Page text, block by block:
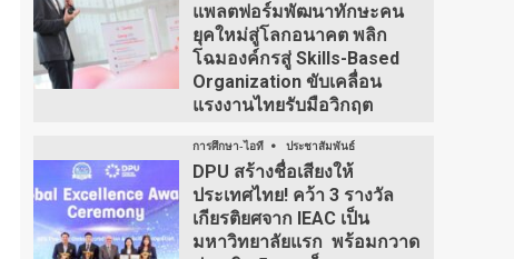
แพลตฟอร์มพัฒนาทักษะคน
ยุคใหม่สู่โลกอนาคต พลิก
โฉมองค์กรสู่ Skills-Based
Organization ขับเคลื่อน
แรงงานไทยรับมือวิกฤต
การศึกษา-ไอที ประชาสัมพันธ์
DPU สร้างชื่อเสียงให้
ประเทศไทย! คว้า 3 รางวัล
เกียรติยศจาก IEAC เป็น
มหาวิทยาลัยแรก พร้อมกวาด